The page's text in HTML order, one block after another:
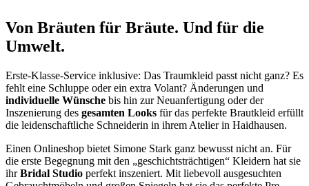
Von Bräuten für Bräute. Und für die
Umwelt.
Erste-Klasse-Service inklusive: Das Traumkleid passt nicht ganz? Es
fehlt eine Schluppe oder ein extra Volant? Änderungen und
individuelle Wünsche bis hin zur Neuanfertigung oder der
Inszenierung des gesamten Looks für das perfekte Brautkleid erfüllt
die leidenschaftliche Schneiderin in ihrem Atelier in Haidhausen.
Einen Onlineshop bietet Simone Stark ganz bewusst nicht an. Für
die erste Begegnung mit den „geschichtsträchtigen“ Kleidern hat sie
ihrBridal Studio perfekt inszeniert. Mit liebevoll ausgesuchten